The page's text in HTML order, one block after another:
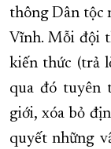
thông Dân tộc
Vĩnh. Mỗi đội
kiến thức (trả
qua đó tuyên
giới, xóa bỏ
quyết những